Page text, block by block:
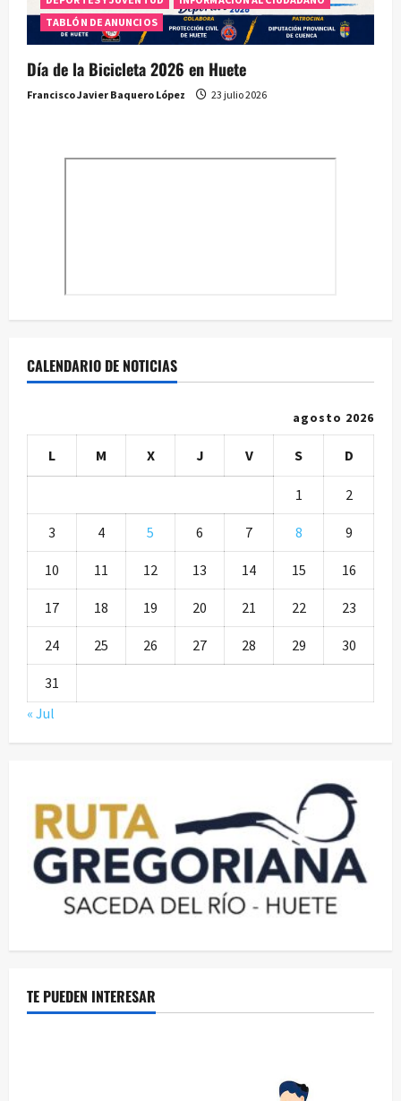
TABLÓN DE ANUNCIOS
Día de la Bicicleta 2026 en Huete
Francisco Javier Baquero López 23 julio 2026
CALENDARIO DE NOTICIAS
agosto 2026
L M X J V S D
1 2
3 4 5 6 7 8 9
10 11 12 13 14 15 16
17 18 19 20 21 22 23
24 25 26 27 28 29 30
31
« Jul
TE PUEDEN INTERESAR